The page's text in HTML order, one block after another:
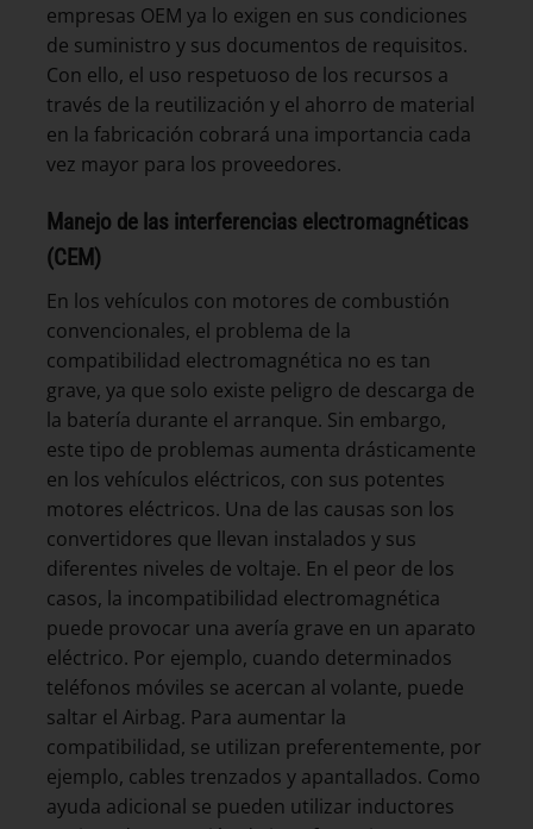
empresas OEM ya lo exigen en sus condiciones
de suministro y sus documentos de requisitos.
Con ello, el uso respetuoso de los recursos a
través de la reutilización y el ahorro de material
en la fabricación cobrará una importancia cada
vez mayor para los proveedores.
Manejo de las interferencias electromagnéticas
(CEM)
En los vehículos con motores de combustión
convencionales, el problema de la
compatibilidad electromagnética no es tan
grave, ya que solo existe peligro de descarga de
la batería durante el arranque. Sin embargo,
este tipo de problemas aumenta drásticamente
en los vehículos eléctricos, con sus potentes
motores eléctricos. Una de las causas son los
convertidores que llevan instalados y sus
diferentes niveles de voltaje. En el peor de los
casos, la incompatibilidad electromagnética
puede provocar una avería grave en un aparato
eléctrico. Por ejemplo, cuando determinados
teléfonos móviles se acercan al volante, puede
saltar el Airbag. Para aumentar la
compatibilidad, se utilizan preferentemente, por
ejemplo, cables trenzados y apantallados. Como
ayuda adicional se pueden utilizar inductores